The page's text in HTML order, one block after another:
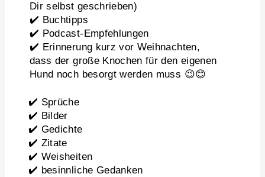
Dir selbst geschrieben)
✔️ Buchtipps
✔️ Podcast-Empfehlungen
✔️ Erinnerung kurz vor Weihnachten,
dass der große Knochen für den eigenen
Hund noch besorgt werden muss 😉😊
✔️ Sprüche
✔️ Bilder
✔️ Gedichte
✔️ Zitate
✔️ Weisheiten
✔️ besinnliche Gedanken